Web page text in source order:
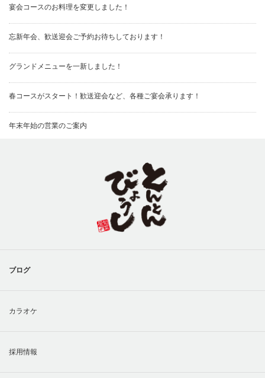
宴会コースのお料理を変更しました！
忘新年会、歓送迎会ご予約お待ちしております！
グランドメニューを一新しました！
春コースがスタート！歓送迎会など、各種ご宴会承ります！
年末年始の営業のご案内
ブログ
カラオケ
採用情報